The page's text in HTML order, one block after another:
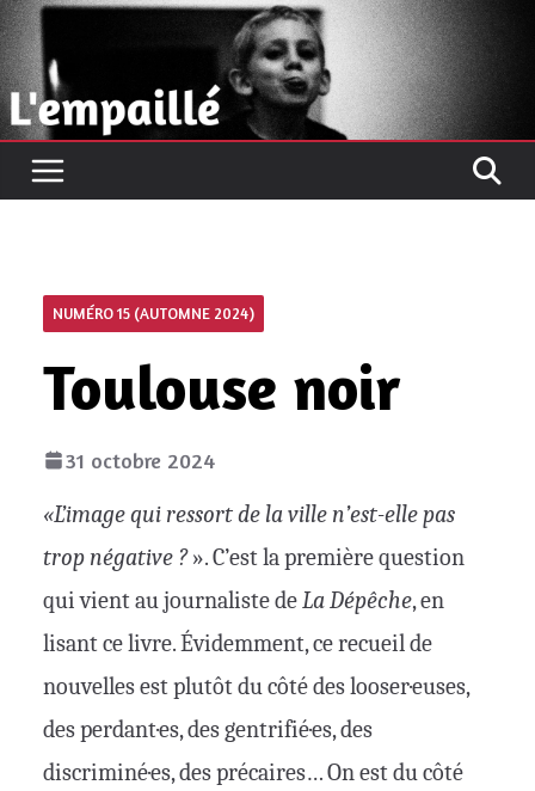
Passer
au
contenu
NUMÉRO 15 (AUTOMNE 2024)
Toulouse noir
31 octobre 2024
«L’image qui ressort de la ville n’est-elle pas
trop négative ?». C’est la première question
qui vient au journaliste deLa Dépêche, en
lisant ce livre. Évidemment, ce recueil de
nouvelles est plutôt du côté des looser·euses,
des perdant·es, des gentrifié·es, des
discriminé·es, des précaires… On est du côté